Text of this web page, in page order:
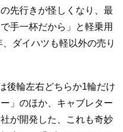
先行きが怪しくなり、最
手一杯だから」と軽乗用
ダイハツも軽以外の売り
後輪左右どちらか1輪だけ
」のほか、キャブレター
が開発した、これも奇妙